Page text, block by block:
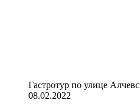
Гастротур по улице
08.02.2022